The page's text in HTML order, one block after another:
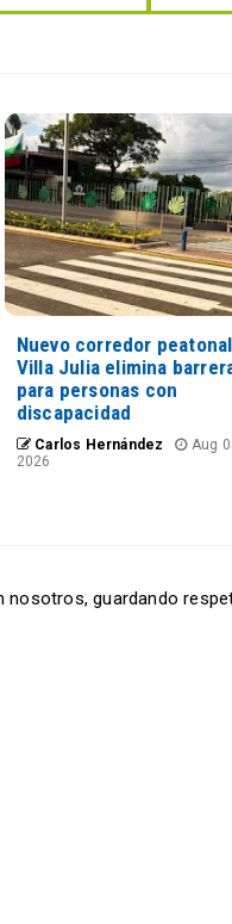
Nuevo corredor
Villa Julia elimina
para personas con
discapacidad
Carlos Hernández
Aug
2026
guardando